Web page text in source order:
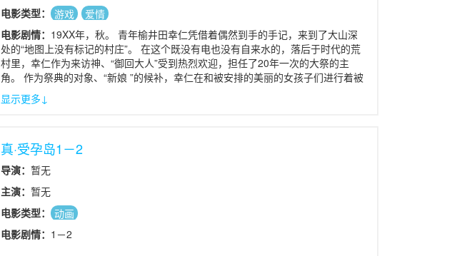
电影类型：
游戏
爱情
电影剧情： 19XX年，秋。 青年榆井田幸仁凭借着偶然到手的手记，来到了大山深
处的“地图上没有标记的村庄”。 在这个既没有电也没有自来水的，落后于时代的荒
村里，幸仁作为来访神、“御回大人”受到热烈欢迎，担任了20年一次的大祭的主
角。 作为祭典的对象、“新娘 ”的候补，幸仁在和被安排的美丽的女孩子们进行着被
称为“净化仪式”的放荡的仪式时，逐渐注意到了村里的习俗及其隐藏在这些习俗背
后的秘密——
显示更多↓
真·受孕岛1－2
导演： 暂无
主演： 暂无
电影类型：
动画
电影剧情： 1－2